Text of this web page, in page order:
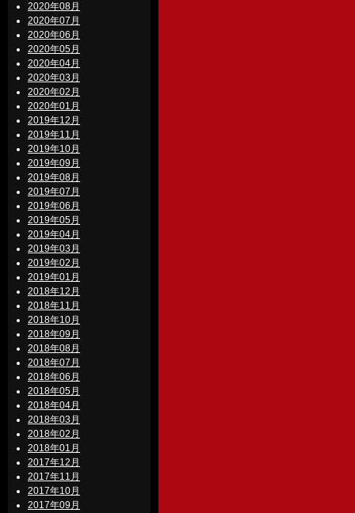
2020年08月
2020年07月
2020年06月
2020年05月
2020年04月
2020年03月
2020年02月
2020年01月
2019年12月
2019年11月
2019年10月
2019年09月
2019年08月
2019年07月
2019年06月
2019年05月
2019年04月
2019年03月
2019年02月
2019年01月
2018年12月
2018年11月
2018年10月
2018年09月
2018年08月
2018年07月
2018年06月
2018年05月
2018年04月
2018年03月
2018年02月
2018年01月
2017年12月
2017年11月
2017年10月
2017年09月